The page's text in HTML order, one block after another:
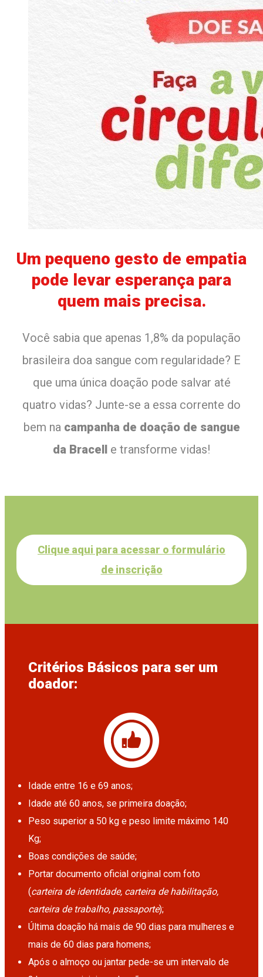
Um pequeno gesto de empatia
pode levar esperança para
quem mais precisa.
Você sabia que apenas 1,8% da população
brasileira doa sangue com regularidade? E
que uma única doação pode salvar até
quatro vidas? Junte-se a essa corrente do
bem na campanha de doação de sangue
da Bracell e transforme vidas!
Clique aqui para acessar o formulário
de inscrição
Critérios Básicos para ser um
doador:
Idade entre 16 e 69 anos;
Idade até 60 anos, se primeira doação;
Peso superior a 50 kg e peso limite máximo 140
Kg;
Boas condições de saúde;
Portar documento oficial original com foto
(carteira de identidade, carteira de habilitação,
carteira de trabalho, passaporte);
Última doação há mais de 90 dias para mulheres e
mais de 60 dias para homens;
Após o almoço ou jantar pede-se um intervalo de